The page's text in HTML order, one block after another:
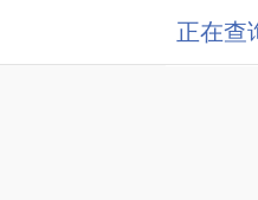
正在查